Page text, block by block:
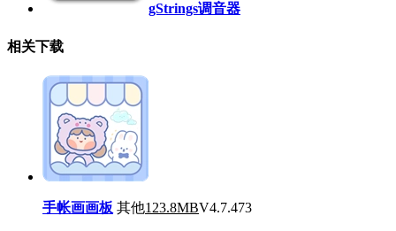
gStrings调音器
相关下载
手帐画画板 其他123.8MBV4.7.473